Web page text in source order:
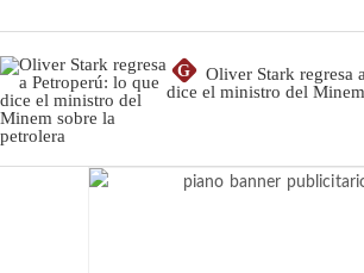
G
Oliver Stark regresa
dice el ministro del